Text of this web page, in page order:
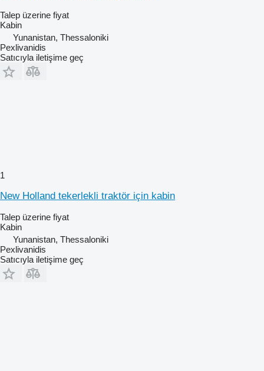
Talep üzerine fiyat
Kabin
Yunanistan, Thessaloniki
Pexlivanidis
Satıcıyla iletişime geç
1
New Holland tekerlekli traktör için kabin
Talep üzerine fiyat
Kabin
Yunanistan, Thessaloniki
Pexlivanidis
Satıcıyla iletişime geç